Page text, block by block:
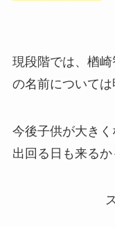
現段階では、楢
の名前について
今後子供が大き
出回る日も来るか